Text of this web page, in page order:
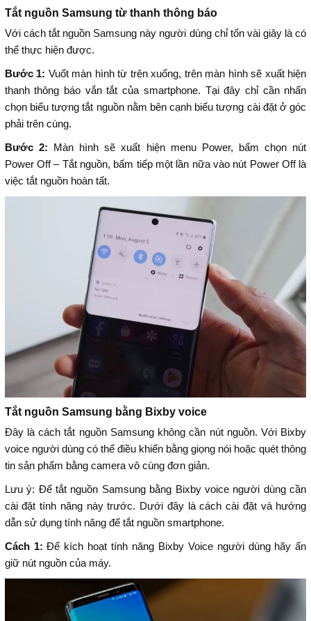
Tắt nguồn Samsung từ thanh thông báo
Với cách tắt nguồn Samsung này người dùng chỉ tốn vài giây là có
thể thực hiện được.
Bước 1: Vuốt màn hình từ trên xuống, trên màn hình sẽ xuất hiện
thanh thông báo vắn tắt của smartphone. Tại đây chỉ cần nhấn
chọn biểu tượng tắt nguồn nằm bên cạnh biểu tượng cài đặt ở góc
phải trên cùng.
Bước 2: Màn hình sẽ xuất hiện menu Power, bấm chọn nút
Power Off – Tắt nguồn, bấm tiếp một lần nữa vào nút Power Off là
việc tắt nguồn hoàn tất.
Tắt nguồn Samsung bằng Bixby voice
Đây là cách tắt nguồn Samsung không cần nút nguồn. Với Bixby
voice người dùng có thể điều khiển bằng giọng nói hoặc quét thông
tin sản phẩm bằng camera vô cùng đơn giản.
Lưu ý: Để tắt nguồn Samsung bằng Bixby voice người dùng cần
cài đặt tính năng này trước. Dưới đây là cách cài đặt và hướng
dẫn sử dụng tính năng để tắt nguồn smartphone.
Cách 1: Để kích hoạt tính năng Bixby Voice người dùng hãy ấn
giữ nút nguồn của máy.